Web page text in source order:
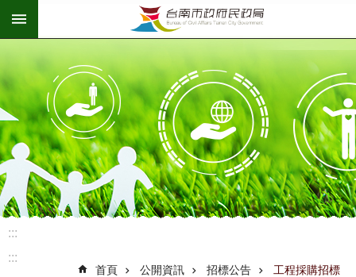
跳到主要內容區塊
:::
:::
首頁 公開資訊 招標公告 工程採購招標